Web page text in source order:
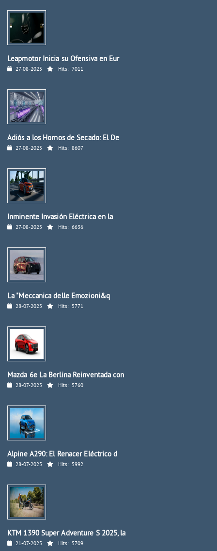
Leapmotor Inicia su Ofensiva en Eur
27-08-2025 Hits: 7011
Adiós a los Hornos de Secado: El De
27-08-2025 Hits: 8607
Inminente Invasión Eléctrica en la
27-08-2025 Hits: 6636
La "Meccanica delle Emozioni&q
28-07-2025 Hits: 5771
Mazda 6e La Berlina Reinventada con
28-07-2025 Hits: 5760
Alpine A290: El Renacer Eléctrico d
28-07-2025 Hits: 5992
KTM 1390 Super Adventure S 2025, la
21-07-2025 Hits: 5709